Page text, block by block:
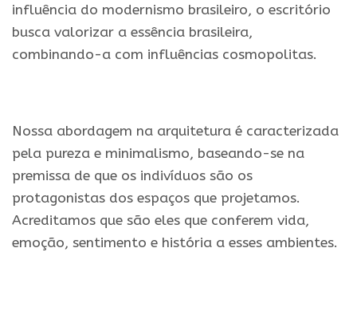
influência do modernismo brasileiro, o escritório
busca valorizar a essência brasileira,
combinando-a com influências cosmopolitas.
Nossa abordagem na arquitetura é caracterizada
pela pureza e minimalismo, baseando-se na
premissa de que os indivíduos são os
protagonistas dos espaços que projetamos.
Acreditamos que são eles que conferem vida,
emoção, sentimento e história a esses ambientes.